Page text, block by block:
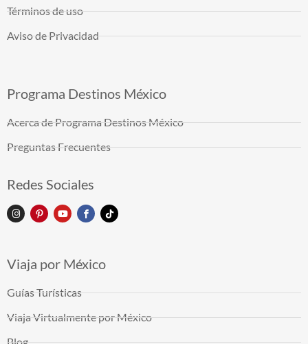
Términos de uso
Aviso de Privacidad
Programa Destinos México
Acerca de Programa Destinos México
Preguntas Frecuentes
Redes Sociales
Viaja por México
Guías Turísticas
Viaja Virtualmente por México